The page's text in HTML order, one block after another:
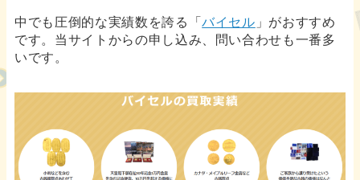
中でも圧倒的な実績数を誇る「バイセル 」がおすすめ
です。当サイトからの申し込み、問い合わせも一番多
いです。